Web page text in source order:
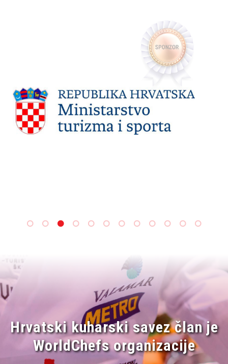
Hrvatski kuharski savez član je
WorldChefs organizacije